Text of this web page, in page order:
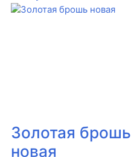
Золотая брошь
новая